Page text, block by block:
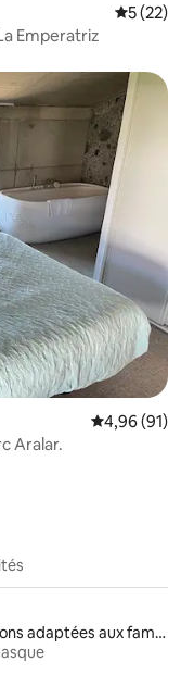
5 (22)
Emperatriz
Évaluation
4,96 (91)
Aralar.
Locations adaptées aux familles